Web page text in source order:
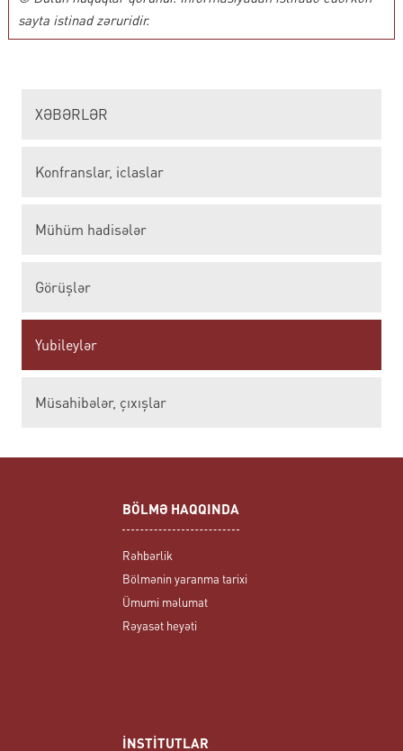
sayta istinad zəruridir.
XƏBƏRLƏR
Konfranslar, iclaslar
Mühüm hadisələr
Görüşlər
Yubileylər
Müsahibələr, çıxışlar
BÖLMƏ HAQQINDA
Rəhbərlik
Bölmənin yaranma tarixi
Ümumi məlumat
Rəyasət heyəti
İNSTİTUTLAR